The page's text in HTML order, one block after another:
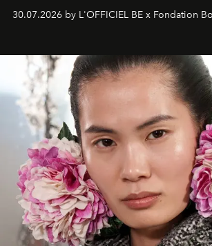
fonkelend Murano-glas creëert de
een emotionele reis waarin elk werk de
moment van verwondering.
30.07.2026 by L'OFFICIEL BE x Fondation